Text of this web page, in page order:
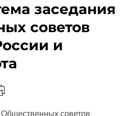
заседания
советов
и
советов